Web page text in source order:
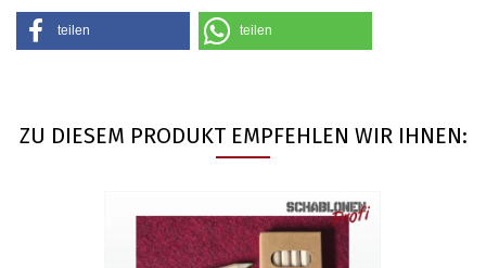
teilen teilen
ZU DIESEM PRODUKT EMPFEHLEN WIR IHNEN: